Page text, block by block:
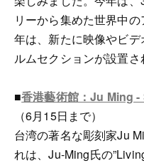
リーから集めた世界中
年は、新たに映像やビ
ルムセクションが設置さ
■香港藝術館：Ju Ming
（6月15日まで）
台湾の著名な彫刻家Ju
れは、Ju-Ming氏の